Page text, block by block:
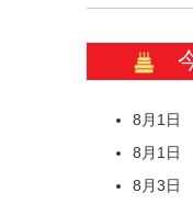
8月1日
8月1日
8月3日